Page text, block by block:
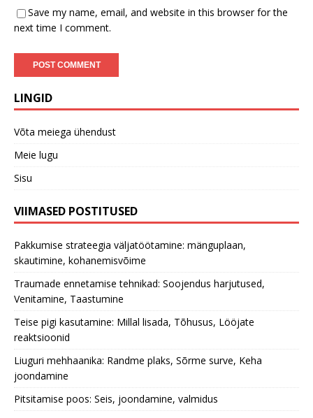
Save my name, email, and website in this browser for the
next time I comment.
LINGID
Võta meiega ühendust
Meie lugu
Sisu
VIIMASED POSTITUSED
Pakkumise strateegia väljatöötamine: mänguplaan,
skautimine, kohanemisvõime
Traumade ennetamise tehnikad: Soojendus harjutused,
Venitamine, Taastumine
Teise pigi kasutamine: Millal lisada, Tõhusus, Lööjate
reaktsioonid
Liuguri mehhaanika: Randme plaks, Sõrme surve, Keha
joondamine
Pitsitamise poos: Seis, joondamine, valmidus